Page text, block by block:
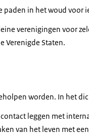
paden in het woud voor
verenigingen voor
Verenigde Staten.
worden. In het
leggen met
van het leven met